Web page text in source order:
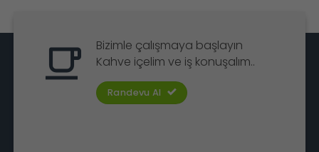
Bizimle çalışmaya başlayın
Kahve içelim ve iş konuşalım..
Randevu Al